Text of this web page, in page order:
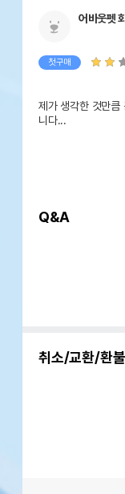
어바웃펫
첫구매
제가 생각한 것만큼
니다...
Q&A
취소/교환/환